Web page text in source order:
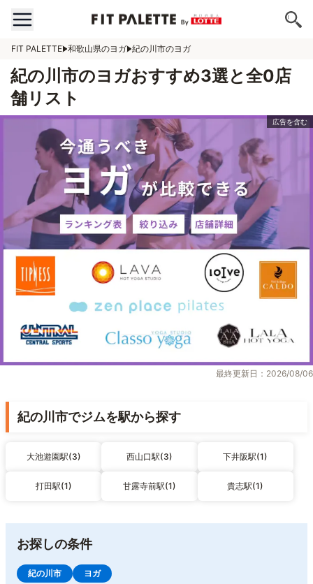
FIT PALETTE 和歌山県のヨガ 紀の川市のヨガ
紀の川市のヨガおすすめ3選と全0店
舗リスト
最終更新日：2026/08/06
紀の川市でジムを駅から探す
大池遊園駅(3) 西山口駅(3) 下井阪駅(1)
打田駅(1) 甘露寺前駅(1) 貴志駅(1)
お探しの条件
紀の川市 ヨガ